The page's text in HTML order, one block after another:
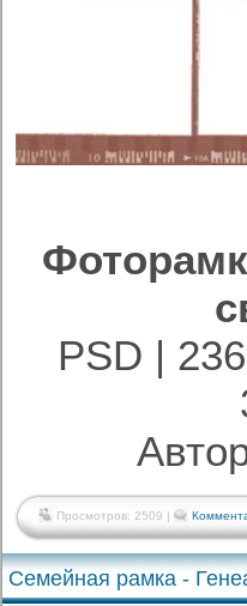
PSD |
Просмотров: 2509 |
Семейная рамка -